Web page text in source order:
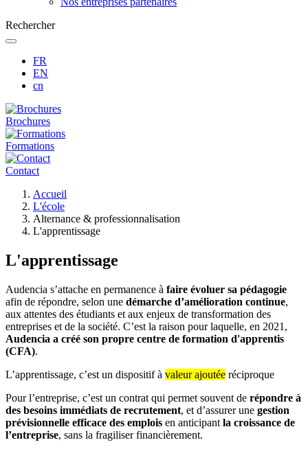
Rechercher
FR
EN
cn
Brochures
Formations
Contact
d'Ariane
Accueil
L'école
Alternance & professionnalisation
L'apprentissage
L'apprentissage
Audencia s’attache en permanence à faire évoluer sa pédagogie
afin de répondre, selon une démarche d’amélioration continue,
aux attentes des étudiants et aux enjeux de transformation des
entreprises et de la société. C’est la raison pour laquelle, en 2021,
Audencia a créé son propre centre de formation d'apprentis
(CFA).
L’apprentissage, c’est un dispositif à valeur ajoutée réciproque
Pour l’entreprise, c’est un contrat qui permet souvent de répondre à
des besoins immédiats de recrutement, et d’assurer une gestion
prévisionnelle efficace des emplois en anticipant la croissance de
l’entreprise, sans la fragiliser financièrement.